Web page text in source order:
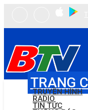
TRANG
TRUYỀN HÌNH
RADIO
TIN TỨC